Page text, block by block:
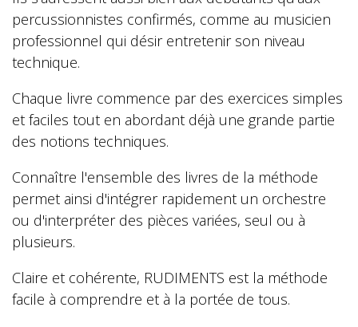
percussionnistes confirmés, comme au musicien
professionnel qui désir entretenir son niveau
technique.
Chaque livre commence par des exercices simples
et faciles tout en abordant déjà une grande partie
des notions techniques.
Connaître l'ensemble des livres de la méthode
permet ainsi d'intégrer rapidement un orchestre
ou d'interpréter des pièces variées, seul ou à
plusieurs.
Claire et cohérente, RUDIMENTS est la méthode
facile à comprendre et à la portée de tous.